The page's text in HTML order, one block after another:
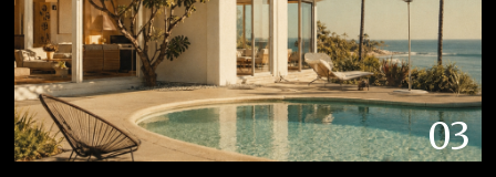
03